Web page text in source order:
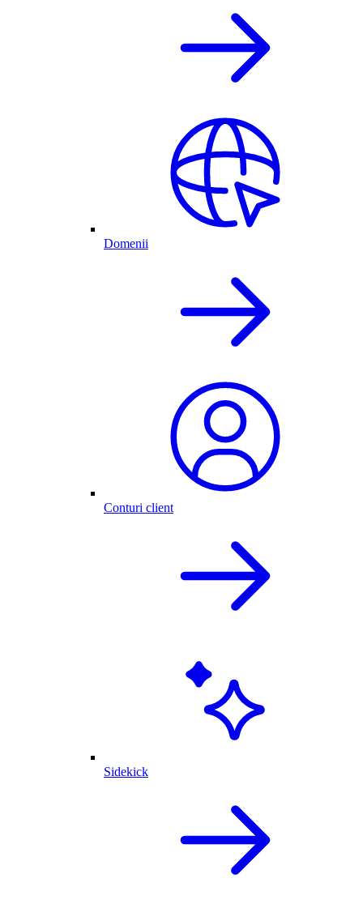
Domenii
Conturi client
Sidekick